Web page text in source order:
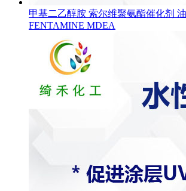
甲基二乙醇胺 索尔维聚氨酯催化剂
FENTAMINE MDEA